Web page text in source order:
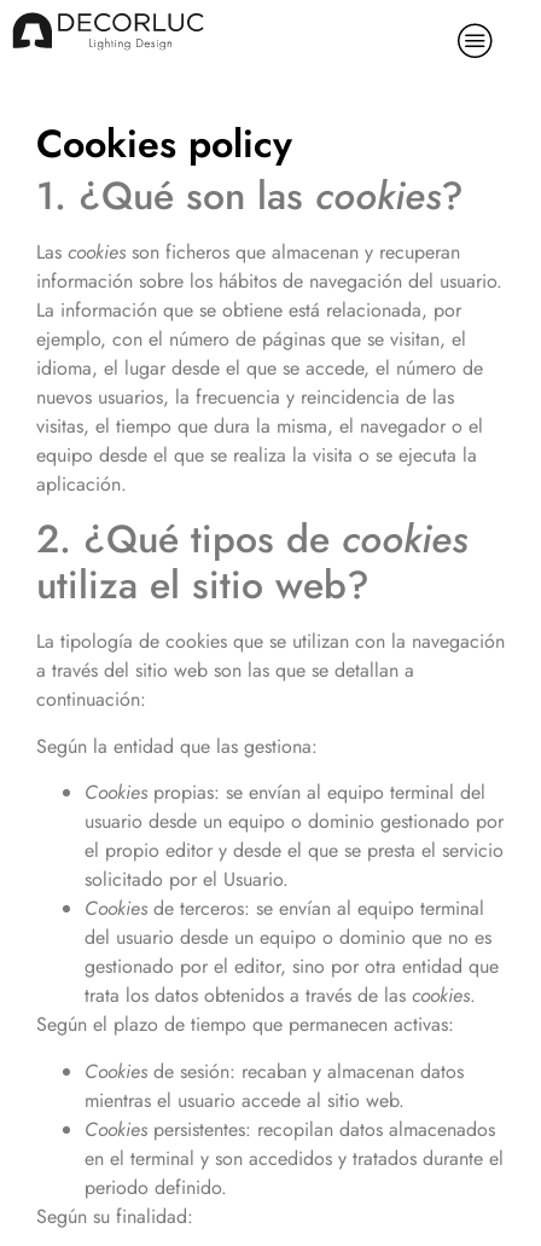
Cookies policy
1. ¿Qué son las cookies?
Las cookies son ficheros que almacenan y recuperan
información sobre los hábitos de navegación del usuario.
La información que se obtiene está relacionada, por
ejemplo, con el número de páginas que se visitan, el
idioma, el lugar desde el que se accede, el número de
nuevos usuarios, la frecuencia y reincidencia de las
visitas, el tiempo que dura la misma, el navegador o el
equipo desde el que se realiza la visita o se ejecuta la
aplicación.
2. ¿Qué tipos de cookies
utiliza el sitio web?
La tipología de cookies que se utilizan con la navegación
a través del sitio web son las que se detallan a
continuación:
Según la entidad que las gestiona:
Cookies propias: se envían al equipo terminal del
usuario desde un equipo o dominio gestionado por
el propio editor y desde el que se presta el servicio
solicitado por el Usuario.
Cookies de terceros: se envían al equipo terminal
del usuario desde un equipo o dominio que no es
gestionado por el editor, sino por otra entidad que
trata los datos obtenidos a través de las cookies.
Según el plazo de tiempo que permanecen activas:
Cookies de sesión: recaban y almacenan datos
mientras el usuario accede al sitio web.
Cookies persistentes: recopilan datos almacenados
en el terminal y son accedidos y tratados durante el
periodo definido.
Según su finalidad: